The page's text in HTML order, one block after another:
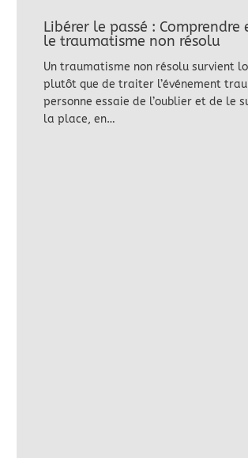
Libérer le passé : Comprendre
le traumatisme non résolu
Un traumatisme non résolu survient
plutôt que de traiter l’événement
personne essaie de l’oublier et de le
la place, en…